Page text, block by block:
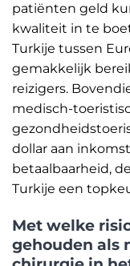
patiënten geld
kwaliteit in te
Turkije tussen
gemakkelijk
reizigers.
medisch-
dollar aan
betaalbaarheid,
Turkije een
Met welke
gehouden als